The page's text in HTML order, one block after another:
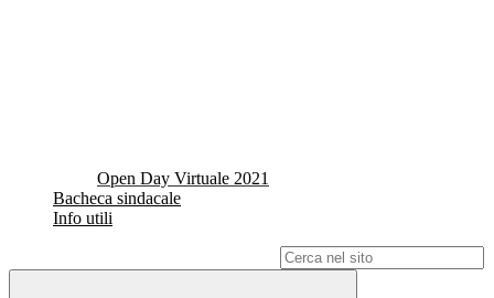
Open Day Virtuale 2021
Bacheca sindacale
Info utili